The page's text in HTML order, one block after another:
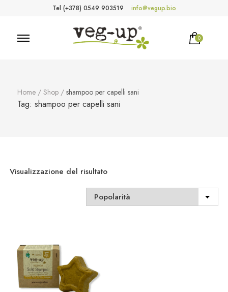
Tel (+378) 0549 903519 info@vegup.bio
0
Home / Shop / shampoo per capelli sani
Tag: shampoo per capelli sani
Visualizzazione del risultato